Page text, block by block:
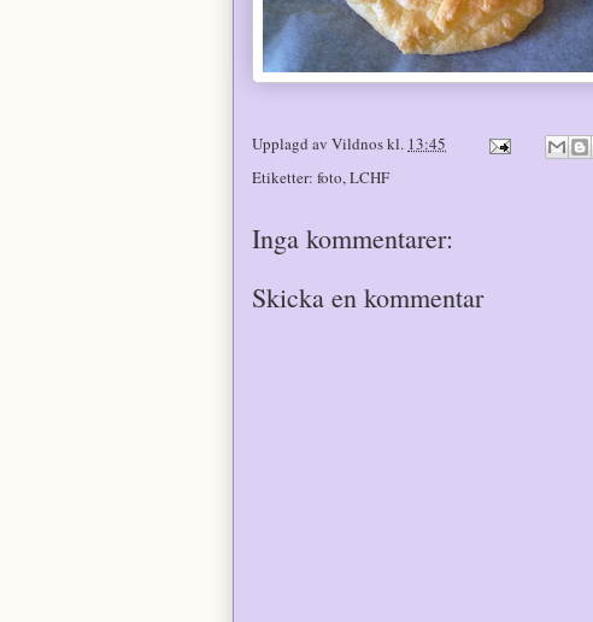
Upplagd av Vildnoskl. 13:45
Etiketter: foto,LCHF
Inga kommentarer:
Skicka en kommentar